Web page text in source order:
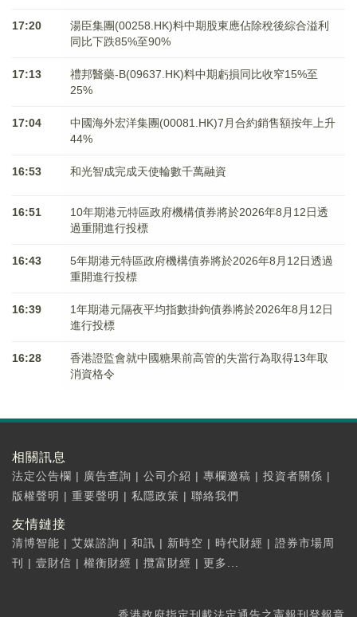
17:20
湯臣集團(00258.HK)料中期股東應佔除稅後綜合溢利
同比下跌85%至90%
17:13
禮邦醫藥-B(09637.HK)料中期虧損同比收窄15%至
25%
17:04
中國海外宏洋集團(00081.HK)7月合約銷售額按年上升
44%
16:53 和光智成完成天使輪數千萬融資
16:51
10年期港元特區政府機構債券將於2026年8月12日透
過重開進行投標
16:43
5年期港元特區政府機構債券將於2026年8月12日透過
重開進行投標
16:39
1年期港元隔夜平均指數掛鉤債券將於2026年8月12日
進行投標
16:28
香港證監會就中國糖果前高管的失當行為取得13年取
消資格令
相關訊息
法定公告欄 | 廣告查詢 | 公司介紹 | 專欄邀稿 | 投資者關係 |
版權聲明 | 重要聲明 | 私隱政策 | 聯絡我們
友情鏈接
清博智能 | 艾媒諮詢 | 和訊 | 新時空 | 時代財經 | 證券市場周
刊
| 壹財信 | 權衡財經 | 攬富財經 | 更多...